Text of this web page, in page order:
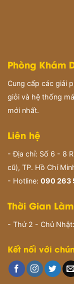
Phòng Khám
Cung cấp các giải
giỏi và hệ thống
mới nhất.
Liên hệ
- Địa chỉ: Số 6 - 8
cũ), TP. Hồ Chí
- Hotline: 090 263
Thời Gian
- Thứ 2 - Chủ
Kết nối với